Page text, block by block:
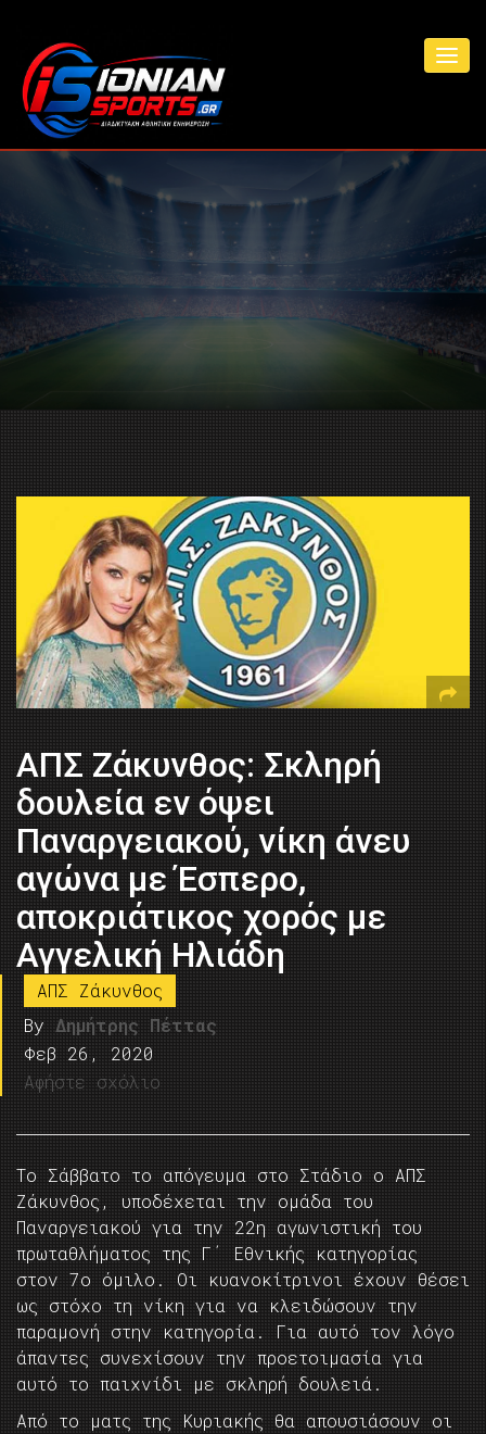
ΑΠΣ Ζάκυνθος: Σκληρή
δουλεία εν όψει
Παναργειακού, νίκη άνευ
αγώνα με Έσπερο,
αποκριάτικος χορός με
Αγγελική Ηλιάδη
ΑΠΣ Ζάκυνθος
By Δημήτρης Πέττας
Φεβ 26, 2020
Αφήστε σχόλιο
Το Σάββατο το απόγευμα στο Στάδιο ο ΑΠΣ
Ζάκυνθος, υποδέχεται την ομάδα του
Παναργειακού για την 22η αγωνιστική του
πρωταθλήματος της Γ΄ Εθνικής κατηγορίας
στον 7ο όμιλο. Οι κυανοκίτρινοι έχουν θέσει
ως στόχο τη νίκη για να κλειδώσουν την
παραμονή στην κατηγορία. Για αυτό τον λόγο
άπαντες συνεχίσουν την προετοιμασία για
αυτό το παιχνίδι με σκληρή δουλειά.
Από το ματς της Κυριακής θα απουσιάσουν οι